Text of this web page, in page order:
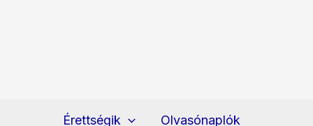
Érettségik Olvasónaplók